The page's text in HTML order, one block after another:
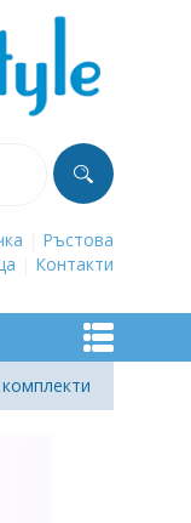
Ръстова
Контакти